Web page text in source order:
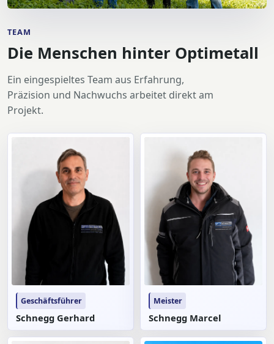
TEAM
Die Menschen hinter Optimetall
Ein eingespieltes Team aus Erfahrung,
Präzision und Nachwuchs arbeitet direkt am
Projekt.
Geschäftsführer
Schnegg Gerhard
Meister
Schnegg Marcel